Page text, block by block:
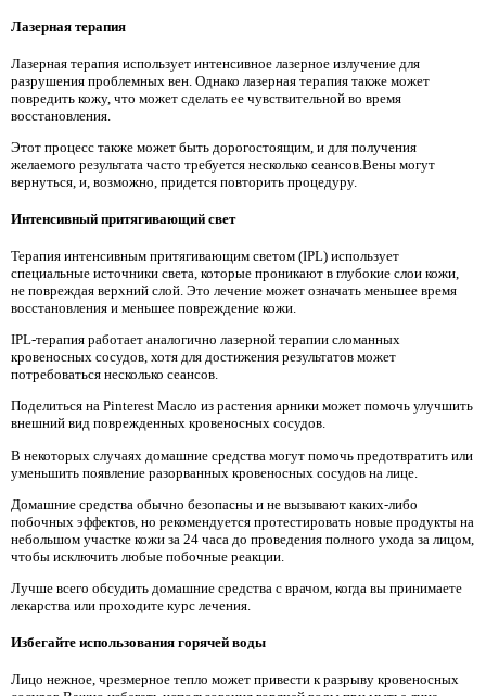
Лазерная терапия
Лазерная терапия использует интенсивное лазерное излучение для
разрушения проблемных вен. Однако лазерная терапия также может
повредить кожу, что может сделать ее чувствительной во время
восстановления.
Этот процесс также может быть дорогостоящим, и для получения
желаемого результата часто требуется несколько сеансов.Вены могут
вернуться, и, возможно, придется повторить процедуру.
Интенсивный притягивающий свет
Терапия интенсивным притягивающим светом (IPL) использует
специальные источники света, которые проникают в глубокие слои кожи,
не повреждая верхний слой. Это лечение может означать меньшее время
восстановления и меньшее повреждение кожи.
IPL-терапия работает аналогично лазерной терапии сломанных
кровеносных сосудов, хотя для достижения результатов может
потребоваться несколько сеансов.
Поделиться на Pinterest Масло из растения арники может помочь улучшить
внешний вид поврежденных кровеносных сосудов.
В некоторых случаях домашние средства могут помочь предотвратить или
уменьшить появление разорванных кровеносных сосудов на лице.
Домашние средства обычно безопасны и не вызывают каких-либо
побочных эффектов, но рекомендуется протестировать новые продукты на
небольшом участке кожи за 24 часа до проведения полного ухода за лицом,
чтобы исключить любые побочные реакции.
Лучше всего обсудить домашние средства с врачом, когда вы принимаете
лекарства или проходите курс лечения.
Избегайте использования горячей воды
Лицо нежное, чрезмерное тепло может привести к разрыву кровеносных